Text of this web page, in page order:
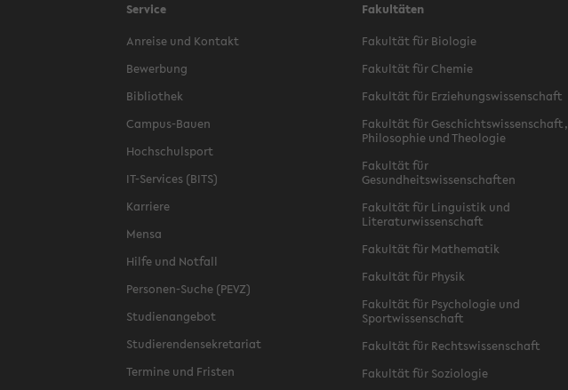
Service
Anreise und Kontakt
Bewerbung
Bibliothek
Campus-Bauen
Hochschulsport
IT-Services (BITS)
Karriere
Mensa
Hilfe und Notfall
Personen-Suche (PEVZ)
Studienangebot
Studierendensekretariat
Termine und Fristen
Fakultäten
Fakultät für Biologie
Fakultät für Chemie
Fakultät für Erziehungswissenschaft
Fakultät für Geschichtswissenschaft,
Philosophie und Theologie
Fakultät für
Gesundheitswissenschaften
Fakultät für Linguistik und
Literaturwissenschaft
Fakultät für Mathematik
Fakultät für Physik
Fakultät für Psychologie und
Sportwissenschaft
Fakultät für Rechtswissenschaft
Fakultät für Soziologie